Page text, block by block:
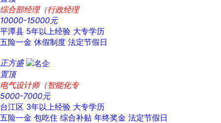
综合部经理（行政经理
10000-15000元
平潭县 5年以上经验 大专学历
五险一金 休假制度 法定节假日
正方盛
置顶
电气设计师（智能化专
5000-7000元
台江区 3年以上经验 大专学历
五险一金 包吃住 综合补贴 年终奖金 法定节假日